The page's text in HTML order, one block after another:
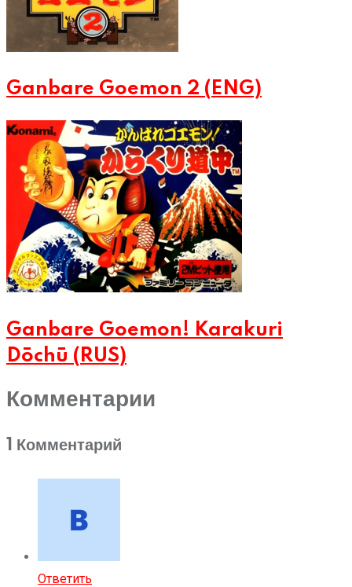
Ganbare Goemon 2 (ENG)
Ganbare Goemon! Karakuri
Dōchū (RUS)
Комментарии
1 Комментарий
Ответить